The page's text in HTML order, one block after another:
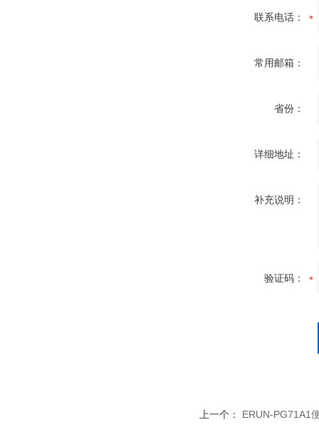
联系电话：
常用邮箱：
省份：
详细地址：
补充说明：
验证码：
上一个： ERUN-PG71A1